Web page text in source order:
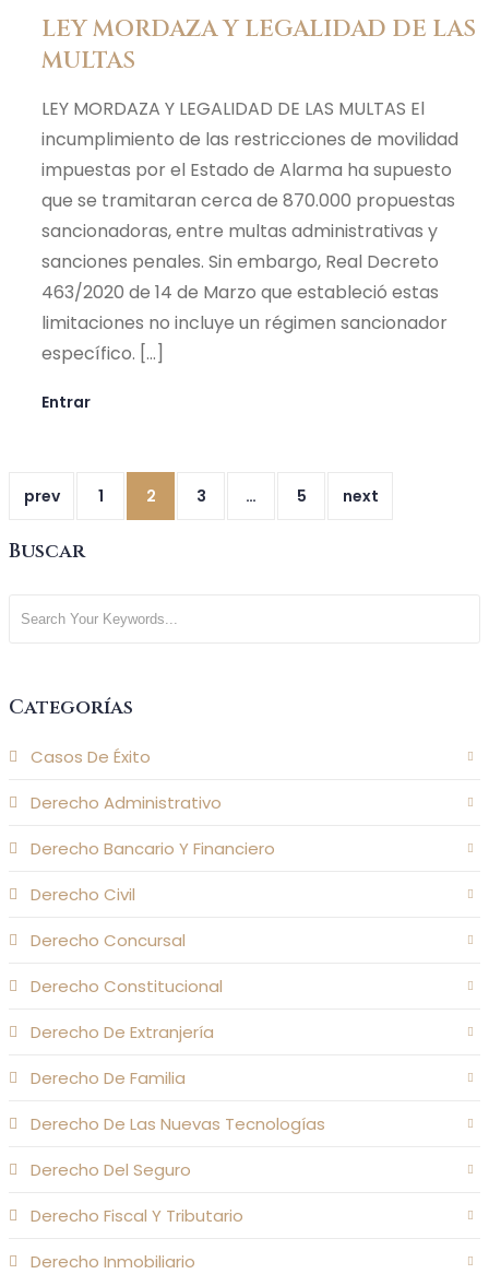
LEY MORDAZA Y LEGALIDAD DE LAS
MULTAS
LEY MORDAZA Y LEGALIDAD DE LAS MULTAS El
incumplimiento de las restricciones de movilidad
impuestas por el Estado de Alarma ha supuesto
que se tramitaran cerca de 870.000 propuestas
sancionadoras, entre multas administrativas y
sanciones penales. Sin embargo, Real Decreto
463/2020 de 14 de Marzo que estableció estas
limitaciones no incluye un régimen sancionador
específico. […]
Entrar
prev 1 2 3 … 5 next
Buscar
Categorías
Casos De Éxito
Derecho Administrativo
Derecho Bancario Y Financiero
Derecho Civil
Derecho Concursal
Derecho Constitucional
Derecho De Extranjería
Derecho De Familia
Derecho De Las Nuevas Tecnologías
Derecho Del Seguro
Derecho Fiscal Y Tributario
Derecho Inmobiliario